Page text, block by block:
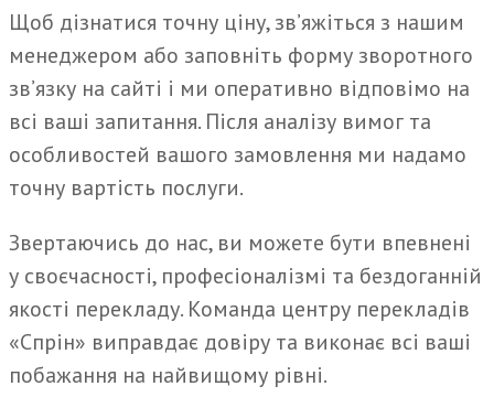
Щоб дізнатися точну ціну, зв’яжіться з нашим
менеджером або заповніть форму зворотного
зв’язку на сайті і ми оперативно відповімо на
всі ваші запитання. Після аналізу вимог та
особливостей вашого замовлення ми надамо
точну вартість послуги.
Звертаючись до нас, ви можете бути впевнені
у своєчасності, професіоналізмі та бездоганній
якості перекладу. Команда центру перекладів
«Спрін» виправдає довіру та виконає всі ваші
побажання на найвищому рівні.